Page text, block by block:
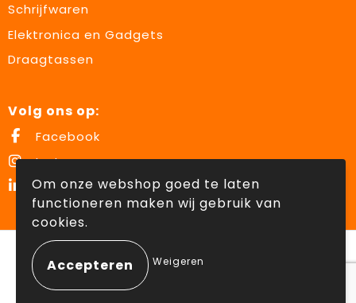
Schrijfwaren
Elektronica en Gadgets
Draagtassen
Volg ons op:
Facebook
Instagram
LinkedIn
© Copyright Lowette Gifts 2026
Om onze webshop goed te laten
functioneren maken wij gebruik van
cookies.
Weigeren